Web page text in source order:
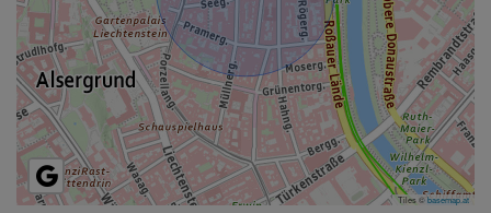
Tiles ©basemap.at